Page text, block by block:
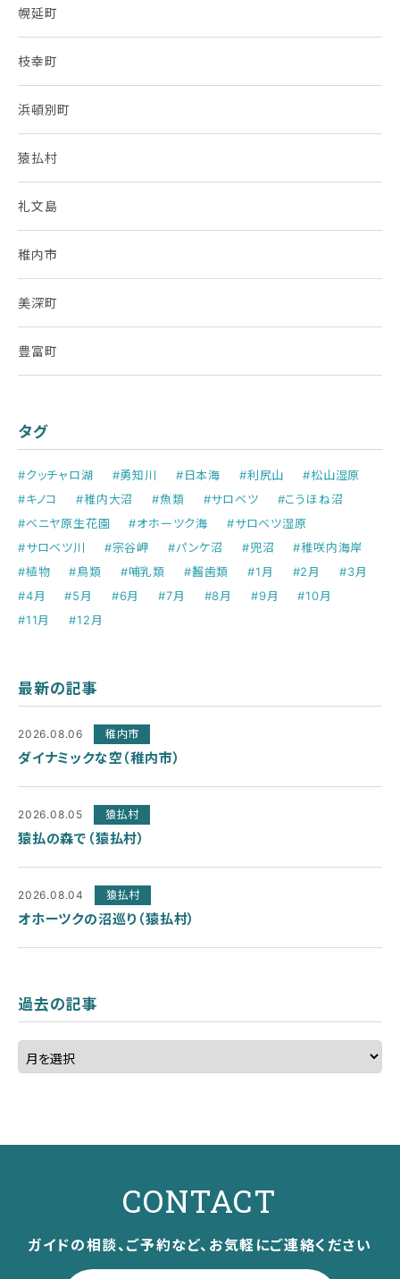
幌延町
枝幸町
浜頓別町
猿払村
礼文島
稚内市
美深町
豊富町
タグ
#クッチャロ湖 #勇知川 #日本海 #利尻山
#松山湿原
#キノコ
#稚内大沼 #魚類 #サロベツ
#こうほね沼
#ベニヤ原生花園
#オホーツク海
#サロベツ湿原
#サロベツ川
#宗谷岬 #パンケ沼 #兜沼
#稚咲内海岸
#植物
#鳥類 #哺乳類 #齧歯類 #1月 #2月
#3月
#4月
#5月 #6月 #7月 #8月 #9月
#10月
#11月
#12月
最新の記事
2026.08.06 稚内市
ダイナミックな空（稚内市）
2026.08.05 猿払村
猿払の森で（猿払村）
2026.08.04 猿払村
オホーツクの沼巡り（猿払村）
過去の記事
CONTACT
ガイドの相談、ご予約など、お気軽にご連絡ください